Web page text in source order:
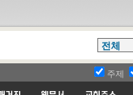
주제